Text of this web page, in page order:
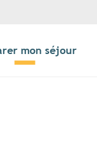
mon séjour